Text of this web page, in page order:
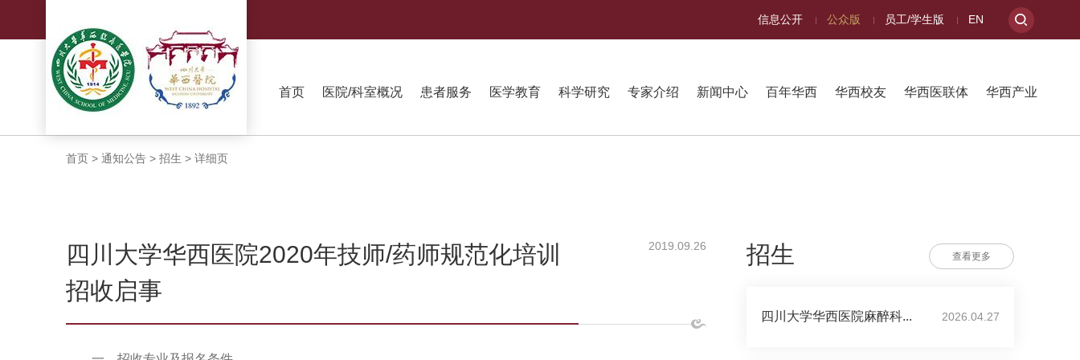
信息公开 公众版 员工/学生版 EN
首页 医院/科室概况 患者服务 医学教育 科学研究 专家介绍 新闻中心 百年华西 华西校友 华西医联体 华西产业
首页 > 通知公告 > 招生 > 详细页
四川大学华西医院2020年技师/药师规范化培训
招收启事
2019.09.26 招生 查看更多
四川大学华西医院麻醉科... 2026.04.27